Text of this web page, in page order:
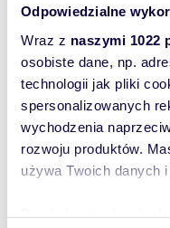
Odpowiedzialne
Wraz z naszymi 1022
osobiste dane, np.
technologii jak pliki
spersonalizowanych
wychodzenia
rozwoju produktów.
używa Twoich danych
2008. Wykonany
dachówką
mineralną 20 cm.
kanalizacyjna,
teletechniczna i
monitoringiem,
kominek z
c.o. piecem
ogrodzie zbiornik
instalacja do
gazu oraz